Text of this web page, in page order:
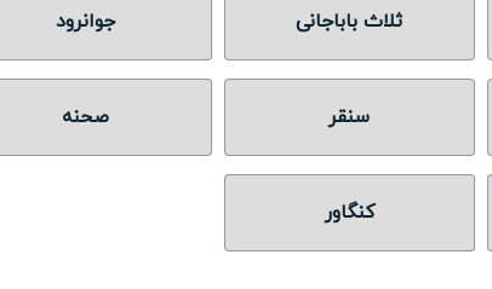
ثلاث باباجانی جوانرود
سنقر صحنه
کنگاور